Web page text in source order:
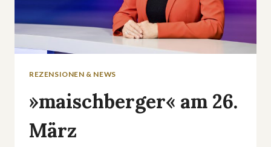
REZENSIONEN & NEWS
»maischberger« am 26.
März